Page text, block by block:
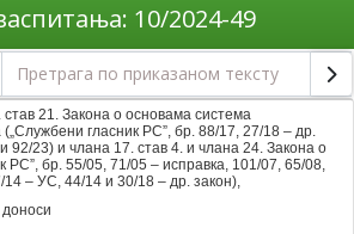
10/2024-49
21. Закона о основама система
гласник РС”, бр. 88/17, 27/18 – др.
92/23) и члана 17. став 4. и члана 24. Закона о
РС”, бр. 55/05, 71/05 – исправка, 101/07, 65/08,
– УС, 44/14 и 30/18 – др. закон),